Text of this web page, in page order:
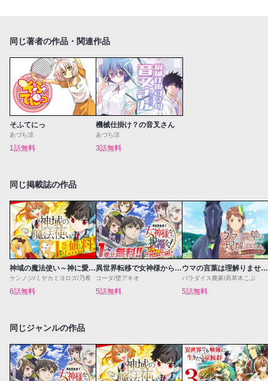
同じ著者の作品・関連作品
そふてにっ
あづち涼
1話無料
機械仕掛け？の音叉さん
あづち涼
3話無料
同じ掲載誌の作品
神域の魔法使い～神に愛された落第生は魔法学院へ通う～
ケンノジ/ミヤカミヨロズ/乃希
6話無料
異世界転移で女神様から祝福を！～いえ、手持ちの異能があるので結構です～@COMIC
コーダ/壁アキオ
5話無料
ウマの言葉は理解りませんだから静かにしてください！
パラダイス農家/高草木こぶ
5話無料
同じジャンルの作品